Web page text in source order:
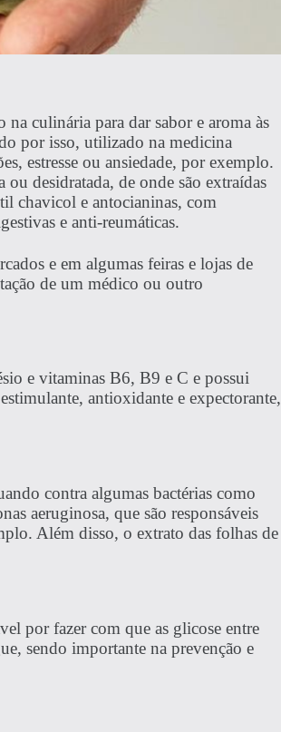
na culinária para dar sabor e aroma às
por isso, utilizado na medicina
estresse ou ansiedade, por exemplo.
desidratada, de onde são extraídas
chavicol e antocianinas, com
e anti-reumáticas.
e em algumas feiras e lojas de
de um médico ou outro
e vitaminas B6, B9 e C e possui
antioxidante e expectorante,
contra algumas bactérias como
aeruginosa, que são responsáveis
Além disso, o extrato das folhas de
por fazer com que as glicose entre
sendo importante na prevenção e